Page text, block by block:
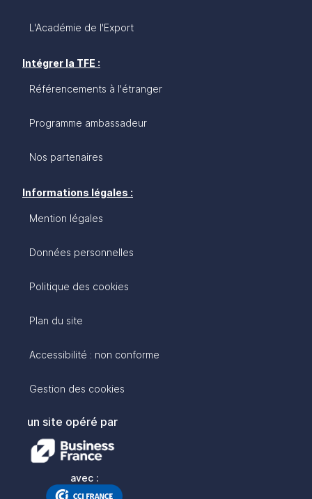
L'Académie de l'Export
Intégrer la TFE :
Référencements à l'étranger
Programme ambassadeur
Nos partenaires
Informations légales :
Mention légales
Données personnelles
Politique des cookies
Plan du site
Accessibilité : non conforme
Gestion des cookies
un site opéré par
avec :